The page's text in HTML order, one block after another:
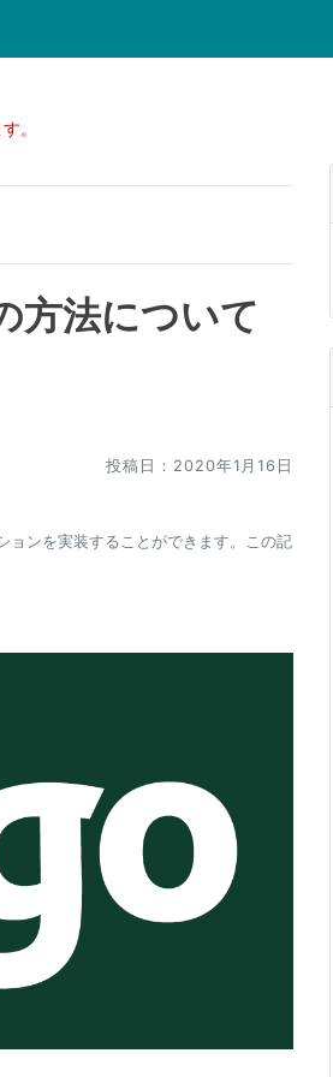
。
方法について
投稿日：2020年1月16日
ンを実装することができます。この記